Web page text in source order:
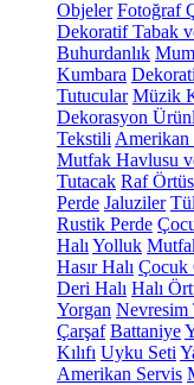
Objeler Fotoğraf
Dekoratif Tabak
Buhurdanlık
Kumbara
Tutucular Müzik
Dekorasyon
Tekstili Amerikan
Mutfak Havlusu
Tutacak Raf
Perde Jaluziler
Rustik Perde
Halı Yolluk
Hasır Halı Çocuk
Deri Halı Halı
Yorgan Nevresim
Çarşaf Battaniye
Kılıfı Uyku Seti
Amerikan Servis